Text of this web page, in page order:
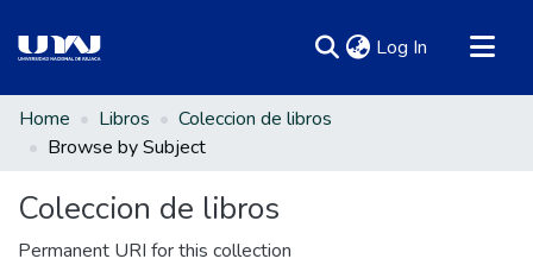
Log In (current)
Communities & Collections
All of DSpace
Home Libros
Coleccion de libros
Browse by Subject
Coleccion de libros
Permanent URI for this collection